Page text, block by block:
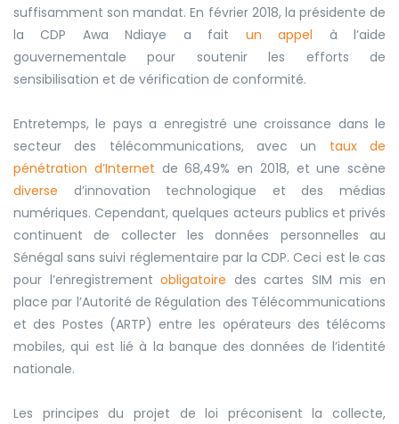
suffisamment son mandat. En février 2018, la présidente de
la CDP Awa Ndiaye a fait un appel à l’aide
gouvernementale pour soutenir les efforts de
sensibilisation et de vérification de conformité.
Entretemps, le pays a enregistré une croissance dans le
secteur des télécommunications, avec un taux de
pénétration d’Internet de 68,49% en 2018, et une scène
diverse d’innovation technologique et des médias
numériques. Cependant, quelques acteurs publics et privés
continuent de collecter les données personnelles au
Sénégal sans suivi réglementaire par la CDP. Ceci est le cas
pour l’enregistrementobligatoire des cartes SIMmis en
place par l’Autorité de Régulation des Télécommunications
et des Postes (ARTP) entre les opérateurs des télécoms
mobiles, qui est lié à la banque des données de l’identité
nationale.
Les principes du projet de loi préconisent la collecte,